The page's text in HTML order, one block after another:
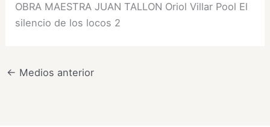
OBRA MAESTRA JUAN TALLON Oriol Villar Pool El
silencio de los locos 2
← Medios anterior